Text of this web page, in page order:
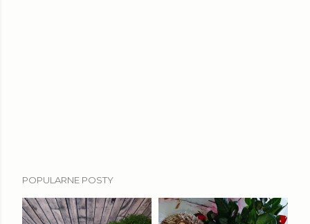
POPULARNE POSTY